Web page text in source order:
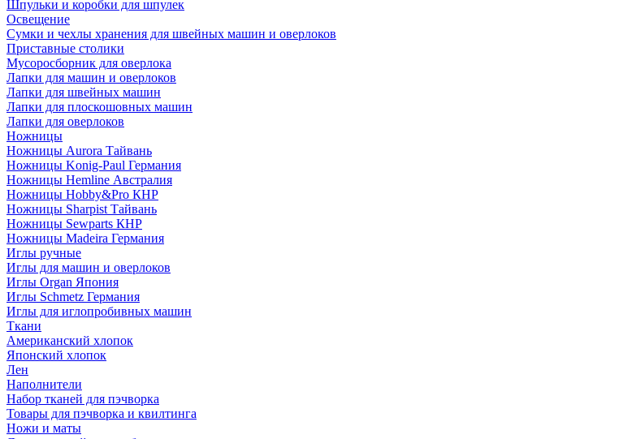
Шпульки и коробки для шпулек
Освещение
Сумки и чехлы хранения для швейных машин и оверлоков
Приставные столики
Мусоросборник для оверлока
Лапки для машин и оверлоков
Лапки для швейных машин
Лапки для плоскошовных машин
Лапки для оверлоков
Ножницы
Ножницы Aurora Тайвань
Ножницы Konig-Paul Германия
Ножницы Hemline Австралия
Ножницы Hobby&Pro КНР
Ножницы Sharpist Тайвань
Ножницы Sewparts КНР
Ножницы Madeira Германия
Иглы ручные
Иглы для машин и оверлоков
Иглы Organ Япония
Иглы Schmetz Германия
Иглы для иглопробивных машин
Ткани
Американский хлопок
Японский хлопок
Лен
Наполнители
Набор тканей для пэчворка
Товары для пэчворка и квилтинга
Ножи и маты